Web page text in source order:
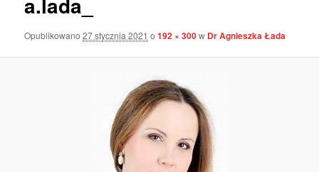
Opublikowano27 stycznia 2021 o192 × 300w Dr Agnieszka Łada